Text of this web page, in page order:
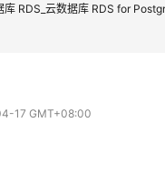
库 RDS_云数据库 RDS for
17 GMT+08:00